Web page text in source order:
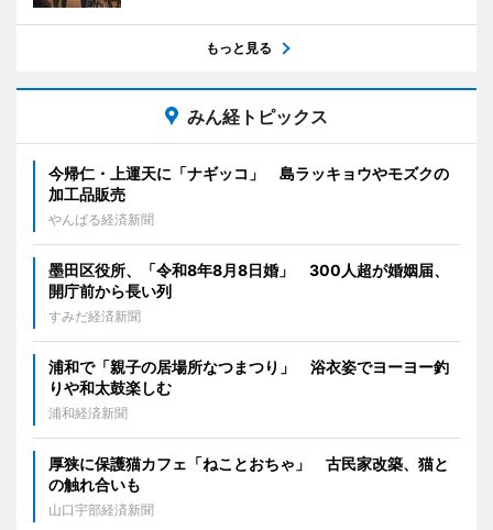
もっと見る
みん経トピックス
今帰仁・上運天に「ナギッコ」 島ラッキョウやモズクの
加工品販売
やんばる経済新聞
墨田区役所、「令和8年8月8日婚」 300人超が婚姻届、
開庁前から長い列
すみだ経済新聞
浦和で「親子の居場所なつまつり」 浴衣姿でヨーヨー釣
りや和太鼓楽しむ
浦和経済新聞
厚狭に保護猫カフェ「ねことおちゃ」 古民家改築、猫と
の触れ合いも
山口宇部経済新聞